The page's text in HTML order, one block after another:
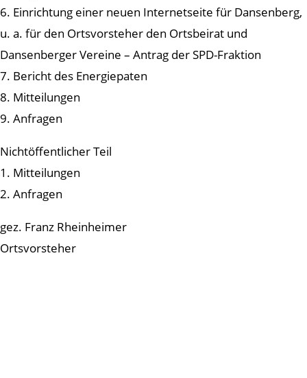
6. Einrichtung einer neuen Internetseite für Dansenberg,
u. a. für den Ortsvorsteher den Ortsbeirat und
Dansenberger Vereine – Antrag der SPD-Fraktion
7. Bericht des Energiepaten
8. Mitteilungen
9. Anfragen
Nichtöffentlicher Teil
1. Mitteilungen
2. Anfragen
gez. Franz Rheinheimer
Ortsvorsteher